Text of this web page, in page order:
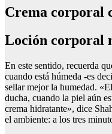
Crema corporal
Loción corporal
En este sentido, recuerda
cuando está húmeda -es
sellar mejor la humedad.
ducha, cuando la piel aún
crema hidratante», dice
el ambiente: a los tres